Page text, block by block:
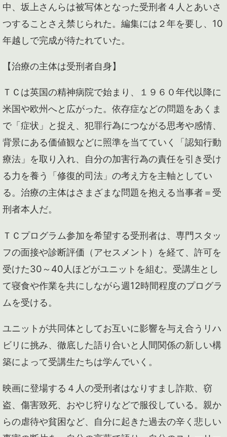
中、坂上さんらは被写体となった受刑者４人とあいさ
つすることさえ禁じられた。編集には２年を要し、10
年越しで完成が待たれていた。
【治療の主体は受刑者自身】
ＴＣは英国の精神病院で始まり、１９６０年代以降に
米国や欧州へと広がった。依存症などの問題をあくま
で「症状」と捉え、犯罪行為につながる思考や感情、
背景にある価値観などに照準を当てていく「認知行動
療法」を取り入れ、自分の加害行為の責任を引き受け
る力を養う「修復的司法」の考え方を主軸としてい
る。治療の主体はさまざまな問題を抱える当事者＝受
刑者本人だ。
ＴＣプログラム参加を希望する受刑者は、専門スタッ
フの面接や診断評価（アセスメント）を経て、許可を
受けた30～40人ほどがユニットを組む。受講生とし
て寝食や作業を共にしながら週12時間程度のプログラ
ムを受ける。
ユニットが共同体としてお互いに影響を与え合うリハ
ビリに挑み、徹底した語り合いと人間関係の新しい構
築によって受講生たちは学んでいく。
映画に登場する４人の受刑者はなりすまし詐欺、窃
盗、傷害致死、おやじ狩りなどで服役している。親か
らの虐待や貧困など、自分に起きた過去の辛く悲しい